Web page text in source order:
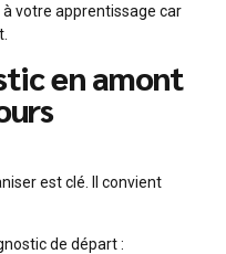
à votre apprentissage car
en amont
est clé. Il convient
de départ :